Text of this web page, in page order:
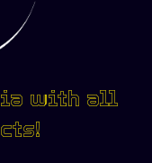
with all